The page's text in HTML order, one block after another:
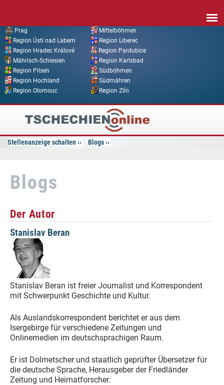
Prag
Mittelböhmen
Region Ústí nad Labem
Region Liberec
Region Hradec Králové
Region Pardubice
Mährisch-Schlesien
Region Karlsbad
Region Pilsen
Südböhmen
Region Hochland
Südmähren
Region Olomouc
Region Zlín
Tschechien
Online
Stellenanzeige schalten Blogs
Blogs
Der Autor
Stanislav Beran
Stanislav Beran ist freier Journalist und Korrespondent
mit Schwerpunkt Geschichte und Kultur.
Als Auslandskorrespondent berichtet er aus dem
Isergebirge für verschiedene Zeitungen und
Onlinemedien im deutschsprachigen Raum.
Er ist Dolmetscher und staatlich geprüfter Übersetzer für
die deutsche Sprache, Herausgeber der Friedländer
Zeitung und Heimatforscher.